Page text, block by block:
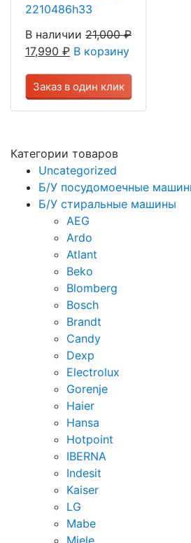
2210486h33
В наличии 21,000₽
17,990 ₽ В корзину
Заказ в один клик
Категории товаров
Uncategorized
Б/У посудомоечные
Б/У стиральные машины
AEG
Ardo
Atlant
Beko
Blomberg
Bosch
Brandt
Candy
Dexp
Electrolux
Gorenje
Haier
Hansa
Hotpoint
IBERNA
Indesit
Kaiser
LG
Mabe
Miele